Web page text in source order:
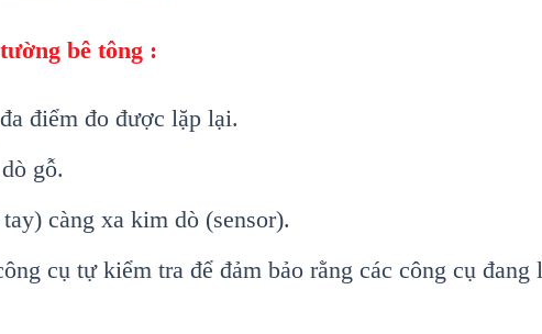
bê tông :
điểm đo được lặp lại.
gỗ.
tay) càng xa kim dò (sensor).
cụ tự kiểm tra để đảm bảo rằng các công cụ đang l